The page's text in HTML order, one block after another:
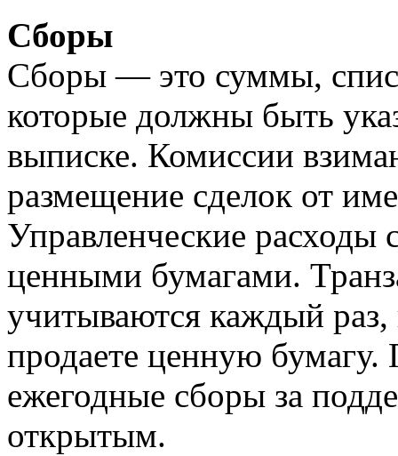
Сборы
Сборы — это суммы,
которые должны быть
выписке. Комиссии
размещение сделок от
Управленческие расходы
ценными бумагами.
учитываются каждый раз,
продаете ценную
ежегодные сборы за
открытым.